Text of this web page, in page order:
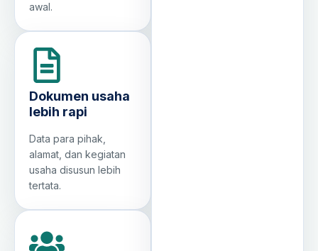
awal.
Dokumen usaha
lebih rapi
Data para pihak,
alamat, dan kegiatan
usaha disusun lebih
tertata.